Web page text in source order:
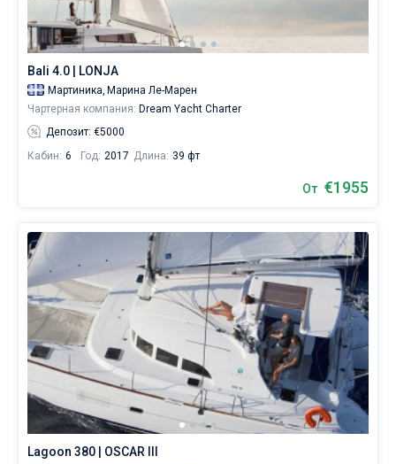
Bali 4.0 | LONJA
Мартиника, Марина Ле-Марен
Чартерная компания: Dream Yacht Charter
Депозит: €5000
Кабин: 6 Год: 2017 Длина: 39 фт
От €1955
Lagoon 380 | OSCAR III